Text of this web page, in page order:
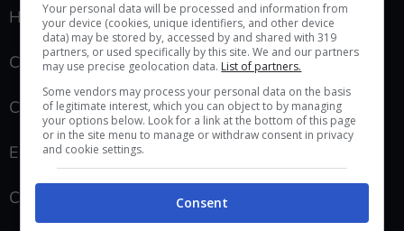
Hardcore Gamer – 4/5
Critical Hit – 8.5
CGMagazine – 8
EGM – 9
COGconnected – 95/100
Your personal data will be processed and information from
your device (cookies, unique identifiers, and other device
data) may be stored by, accessed by and shared with 319
partners, or used specifically by this site. We and our partners
may use precise geolocation data. List of partners.
Some vendors may process your personal data on the basis
of legitimate interest, which you can object to by managing
your options below. Look for a link at the bottom of this page
or in the site menu to manage or withdraw consent in privacy
and cookie settings.
Consent